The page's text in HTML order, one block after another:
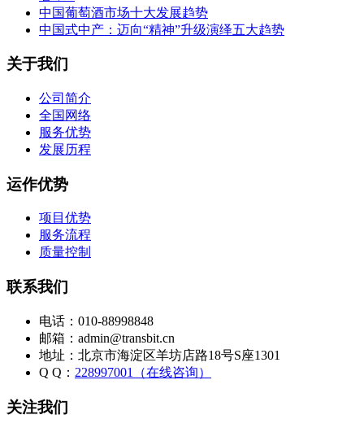
中国葡萄酒市场十大发展趋势
中国式中产：迈向“精神”升级演绎五大趋势
关于我们
公司简介
全国网络
服务优势
发展历程
运作优势
项目优势
服务流程
质量控制
联系我们
电话：010-88998848
邮箱：admin@transbit.cn
地址：北京市海淀区羊坊店路18号S座1301
Q Q： 228997001（在线咨询）
关注我们